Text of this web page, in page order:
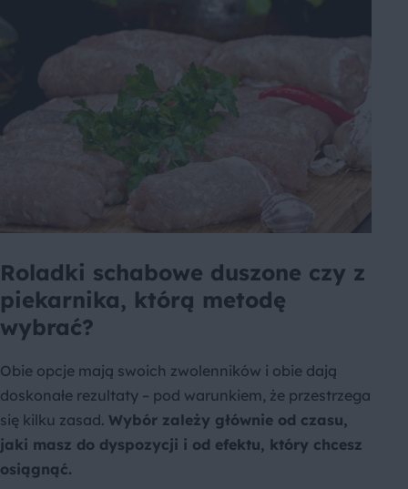
Roladki schabowe duszone czy z
piekarnika, którą metodę
wybrać?
Obie opcje mają swoich zwolenników i obie dają
doskonałe rezultaty – pod warunkiem, że przestrzega
się kilku zasad. Wybór zależy głównie od czasu,
jaki masz do dyspozycji i od efektu, który chcesz
osiągnąć.